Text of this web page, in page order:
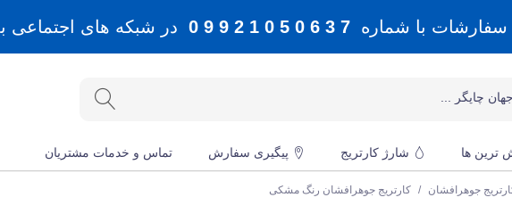
با شماره 7 3 6 0 5 0 1 2 9 9 0 در شبکه های اجتماعی
ترین ها شارژ کارتریج پیگیری سفارش تماس و خدمات مشتریان
جوهرافشان / کارتریج جوهرافشان رنگ مشکی